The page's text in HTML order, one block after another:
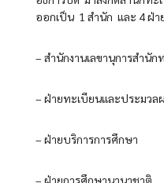
ออกเป็น 1 สำนัก และ 4 ฝ่
– สำนักงานเลขานุการสำนั
– ฝ่ายทะเบียนและประมวล
– ฝ่ายบริการการศึกษา
– ฝ่ายการศึกษานานาชาติ